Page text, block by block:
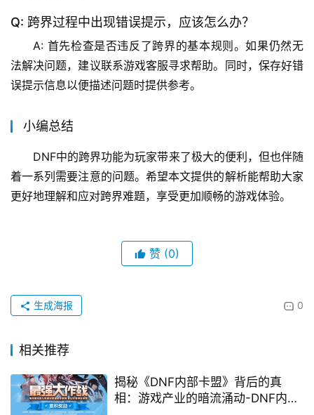
Q: 跨界过程中出现错误提示，应该怎么办？
A: 首先检查是否违反了跨界的基本规则。如果仍然无
法解决问题，建议联系游戏客服寻求帮助。同时，保存好错
误提示信息以便描述问题时提供参考。
小编总结
DNF中的跨界功能为玩家带来了极大的便利，但也伴随
着一系列需要注意的问题。希望本文提供的解析能帮助大家
更好地理解和应对跨界难题，享受更加顺畅的游戏体验。
赞 (0)
0
生成海报
相关推荐
揭秘《DNF内部卡盟》背后的真
相：游戏产业的暗流涌动-DNF内部